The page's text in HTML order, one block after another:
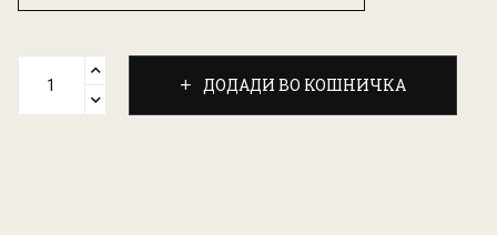
ДОДАДИ ВО КОШНИЧКА